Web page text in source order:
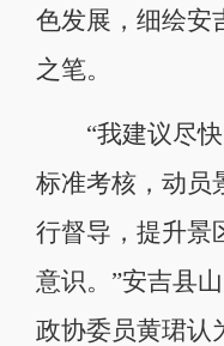
色发展，细绘安
之笔。
“我建议尽快
标准考核，动员
行督导，提升景
意识。”安吉县
政协委员黄珺认